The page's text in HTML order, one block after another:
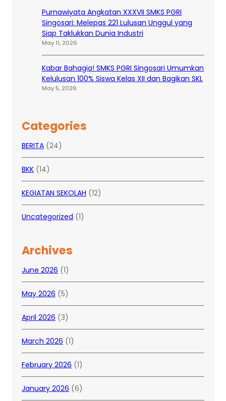
Purnawiyata Angkatan XXXVII SMKS PGRI
Singosari: Melepas 221 Lulusan Unggul yang
Siap Taklukkan Dunia Industri
May 11, 2026
Kabar Bahagia! SMKS PGRI Singosari Umumkan
Kelulusan 100% Siswa Kelas XII dan Bagikan SKL
May 5, 2026
Categories
BERITA (24)
BKK (14)
KEGIATAN SEKOLAH (12)
Uncategorized (1)
Archives
June 2026 (1)
May 2026 (5)
April 2026 (3)
March 2026 (1)
February 2026 (1)
January 2026 (6)